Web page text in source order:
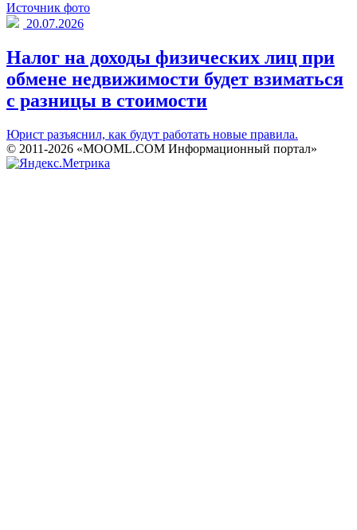
Источник фото
20.07.2026
Налог на доходы физических лиц при
обмене недвижимости будет взиматься
с разницы в стоимости
Юрист разъяснил, как будут работать новые правила.
© 2011-2026 «MOOML.COM Информационный портал»